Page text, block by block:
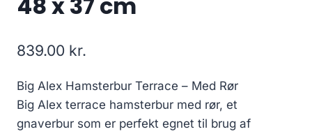
839.00 kr.
Big Alex Hamsterbur Terrace – Med Rør
Big Alex terrace hamsterbur med rør, et
gnaverbur som er perfekt egnet til brug af